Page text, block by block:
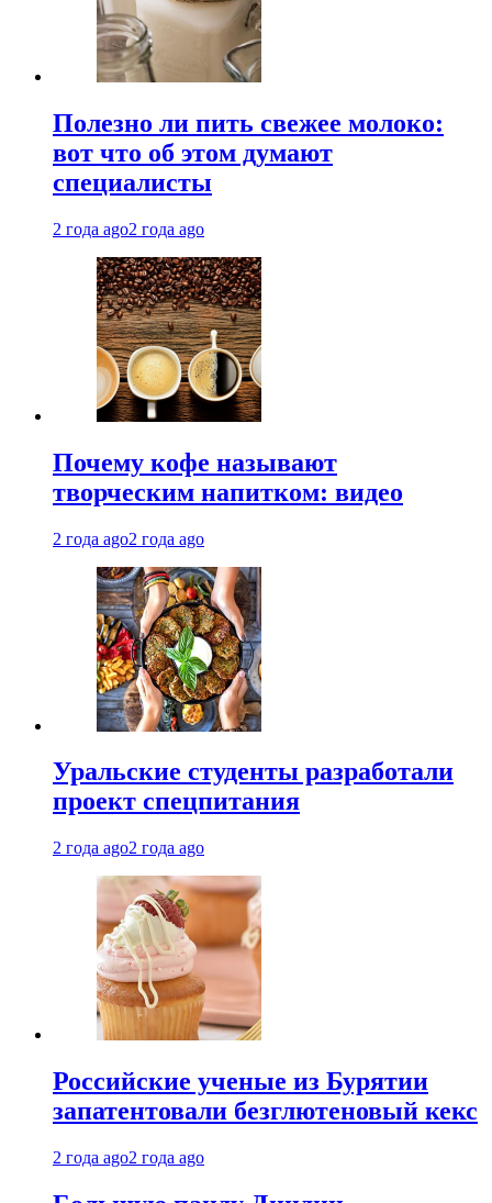
Полезно ли пить свежее молоко:
вот что об этом думают
специалисты
2 года ago2 года ago
Почему кофе называют
творческим напитком: видео
2 года ago2 года ago
Уральские студенты разработали
проект спецпитания
2 года ago2 года ago
Российские ученые из Бурятии
запатентовали безглютеновый кекс
2 года ago2 года ago